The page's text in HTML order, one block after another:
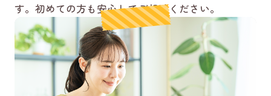
す。初めての方も安心してご相談ください。